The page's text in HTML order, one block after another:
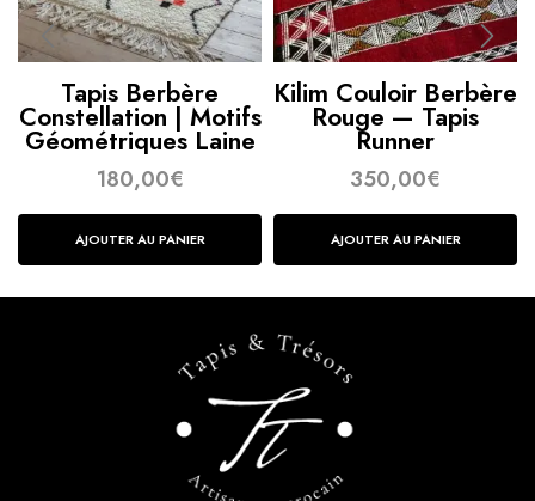
Tapis Berbère
Constellation | Motifs
Géométriques Laine
– Tapis & Trésors
180,00€
AJOUTER AU PANIER
Kilim Couloir Berbère
Rouge — Tapis
Runner
350,00€
AJOUTER AU PANIER